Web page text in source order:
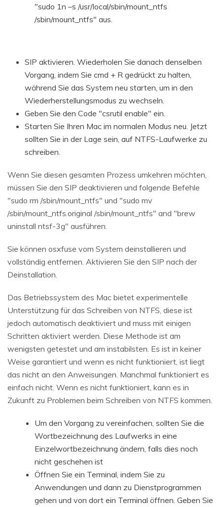
"sudo 1n –s /usr/local/sbin/mount_ntfs
/sbin/mount_ntfs" aus.
SIP aktivieren. Wiederholen Sie danach denselben
Vorgang, indem Sie cmd + R gedrückt zu halten,
während Sie das System neu starten, um in den
Wiederherstellungsmodus zu wechseln.
Geben Sie den Code "csrutil enable" ein.
Starten Sie Ihren Mac im normalen Modus neu. Jetzt
sollten Sie in der Lage sein, auf NTFS-Laufwerke zu
schreiben.
Wenn Sie diesen gesamten Prozess umkehren möchten,
müssen Sie den SIP deaktivieren und folgende Befehle
"sudo rm /sbin/mount_ntfs" und "sudo mv
/sbin/mount_ntfs.original /sbin/mount_ntfs" and "brew
uninstall ntsf-3g" ausführen.
Sie können osxfuse vom System deinstallieren und
vollständig entfernen. Aktivieren Sie den SIP nach der
Deinstallation.
Das Betriebssystem des Mac bietet experimentelle
Unterstützung für das Schreiben von NTFS, diese ist
jedoch automatisch deaktiviert und muss mit einigen
Schritten aktiviert werden. Diese Methode ist am
wenigsten getestet und am instabilsten. Es ist in keiner
Weise garantiert und wenn es nicht funktioniert, ist liegt
das nicht an den Anweisungen. Manchmal funktioniert es
einfach nicht. Wenn es nicht funktioniert, kann es in
Zukunft zu Problemen beim Schreiben von NTFS kommen.
Um den Vorgang zu vereinfachen, sollten Sie die
Wortbezeichnung des Laufwerks in eine
Einzelwortbezeichnung ändern, falls dies noch
nicht geschehen ist
Öffnen Sie ein Terminal, indem Sie zu
Anwendungen und dann zu Dienstprogrammen
gehen und von dort ein Terminal öffnen. Geben Sie